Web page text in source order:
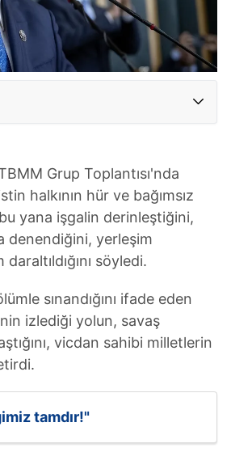
Grup Toplantısı'nda
halkının hür ve bağımsız
yana işgalin derinleştiğini,
denendiğini, yerleşim
söyledi.
sınandığını ifade eden
izlediği yolun, savaş
vicdan sahibi milletlerin
tamdır!"